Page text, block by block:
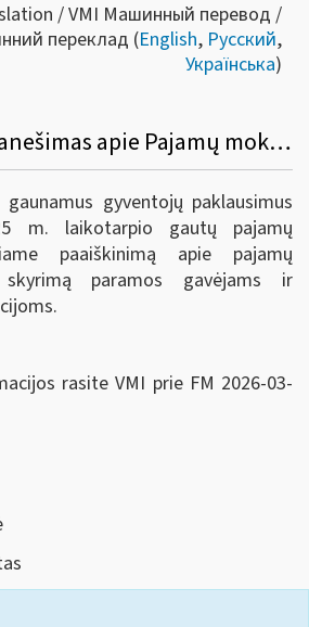
/ VMI Машинный перевод /
переклад (English, Русский,
Українська)
Informacinis pranešimas apie Pajamų mokesčio dalies skyrimą paramos gavėjams ir politinėms organizacijoms 2026 metais
gyventojų paklausimus
m. laikotarpio gautų pajamų
paaiškinimą apie pajamų
paramos gavėjams ir
rasite VMI prie FM 2026-03-